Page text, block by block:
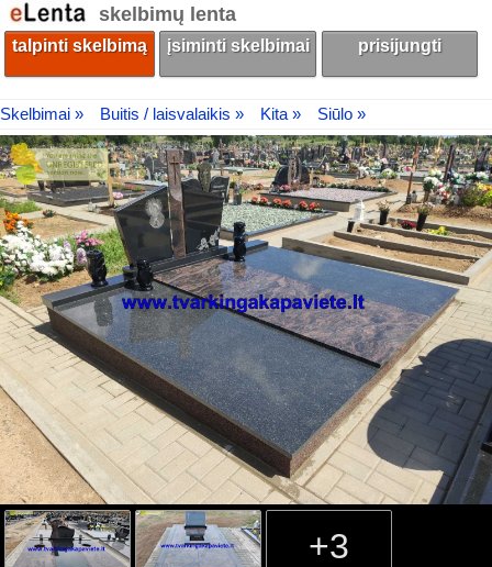
skelbimų lenta
talpinti skelbimą įsiminti skelbimai prisijungti
Skelbimai » Buitis / laisvalaikis » Kita » Siūlo »
+3